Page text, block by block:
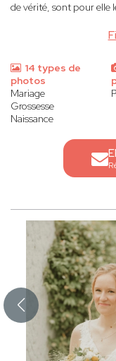
de vérité, sont pour elle
14 types de
photos
Mariage
Grossesse
Naissance